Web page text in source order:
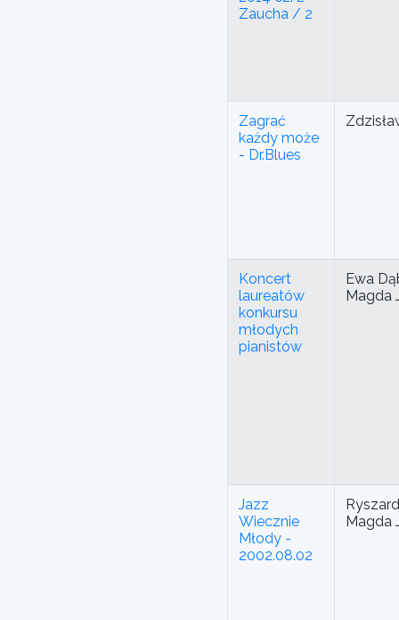
Zaucha / 2
Zagrać
każdy może
- Dr.Blues
Koncert
laureatów
konkursu
młodych
pianistów
Ewa
Magda
Jazz
Wiecznie
Młody -
2002.08.02
Magda